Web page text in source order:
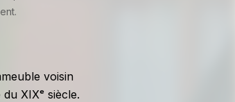
voisin
XIXᵉ siècle.